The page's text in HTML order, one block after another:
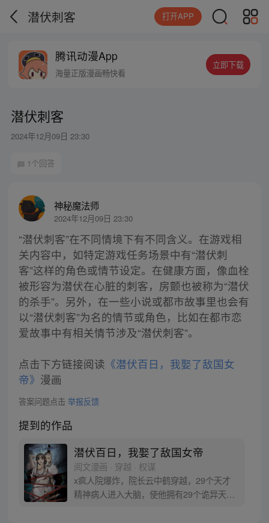
潜伏刺客 打开APP
腾讯动漫App
海量正版漫画畅快看
立即下载
潜伏刺客
2024年12月09日 23:30
1个回答
神秘魔法师
2024年12月09日 23:30
“潜伏刺客”在不同情境下有不同含义。在游戏相
关内容中，如特定游戏任务场景中有“潜伏刺
客”这样的角色或情节设定。在健康方面，像血栓
被形容为潜伏在心脏的刺客，房颤也被称为“潜伏
的杀手”。另外，在一些小说或都市故事里也会有
以“潜伏刺客”为名的情节或角色，比如在都市恋
爱故事中有相关情节涉及“潜伏刺客”。
点击下方链接阅读 《潜伏百日，我娶了敌国女
帝》 漫画
答案问题点击 举报反馈
提到的作品
潜伏百日，我娶了敌国女帝
阅文漫画 · 穿越 · 权谋
x疯人院爆炸，院长云中鹤穿越，29个天才
精神病人进入大脑，使他拥有29个诡异天